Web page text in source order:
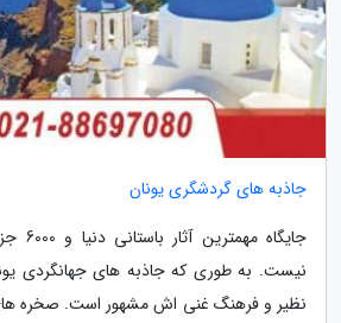
جاذبه های گردشگری یونان
نیست. به طوری که جاذبه های جهانگردی
نظیر و فرهنگ غنی اش مشهور است. صخره